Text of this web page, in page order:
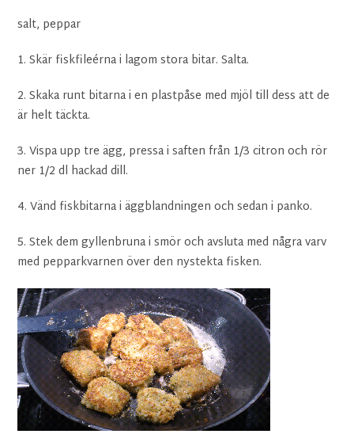
salt, peppar
1. Skär fiskfileérna i lagom stora bitar. Salta.
2. Skaka runt bitarna i en plastpåse med mjöl till dess att de
är helt täckta.
3. Vispa upp tre ägg, pressa i saften från 1/3 citron och rör
ner 1/2 dl hackad dill.
4. Vänd fiskbitarna i äggblandningen och sedan i panko.
5. Stek dem gyllenbruna i smör och avsluta med några varv
med pepparkvarnen över den nystekta fisken.